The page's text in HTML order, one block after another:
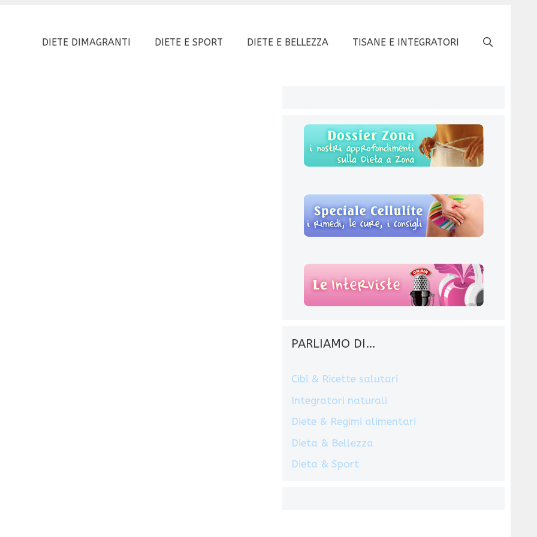
DIETE DIMAGRANTI DIETE E SPORT DIETE E BELLEZZA TISANE E INTEGRATORI
PARLIAMO DI…
Cibi & Ricette salutari
Integratori naturali
Diete & Regimi alimentari
Dieta & Bellezza
Dieta & Sport